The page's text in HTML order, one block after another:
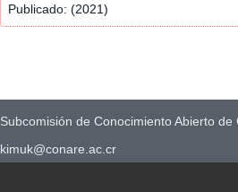
Publicado: (2021)
Subcomisión de Conocimiento Abierto de
kimuk@conare.ac.cr